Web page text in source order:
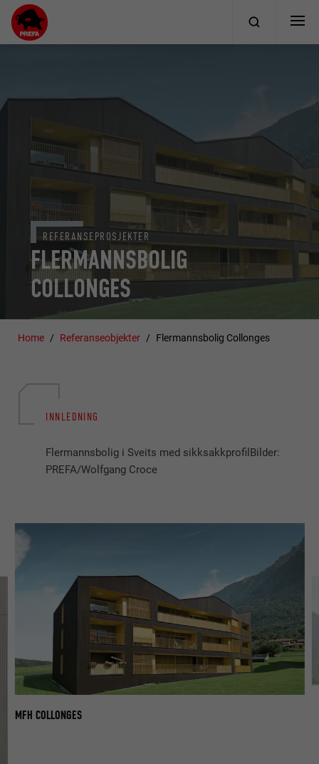
FLERMANNSBOLIG
COLLONGES
REFERANSEPROSJEKTER
Home Referanseobjekter Flermannsbolig Collonges
INNLEDNING
Flermannsbolig i Sveits med sikksakkprofilBilder:
PREFA/Wolfgang Croce
MFH COLLONGES